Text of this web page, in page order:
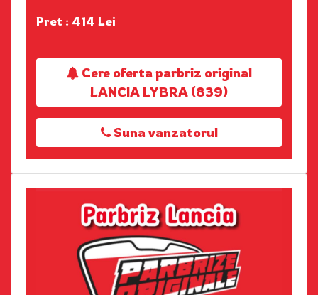
Pret : 414 Lei
Cere oferta parbriz original
LANCIA LYBRA (839)
Suna vanzatorul